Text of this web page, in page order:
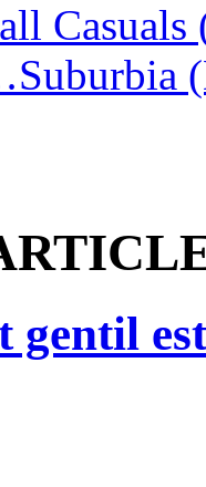
Casuals
gentil